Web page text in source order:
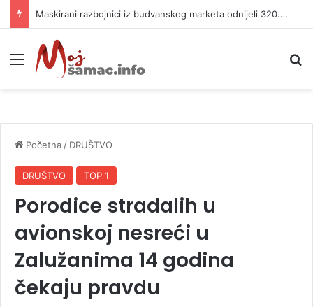
Maskirani razbojnici iz budvanskog marketa odnijeli 320.000 evra
Meni
Početna / DRUŠTVO
DRUŠTVO TOP 1
Porodice stradalih u
avionskoj nesreći u
Zalužanima 14 godina
čekaju pravdu